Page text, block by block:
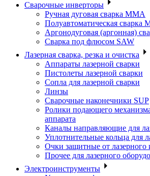
Сварочные инверторы
Ручная дуговая сварка MMA
Полуавтоматическая сварка
Аргонодуговая (аргонная)
Сварка под флюсом SAW
Лазерная сварка, резка и очистка
Аппараты лазерной сварки
Пистолеты лазерной сварки
Сопла для лазерной сварки
Линзы
Сварочные наконечники SUP
Ролики подающего
аппарата
Каналы направляющие для
Уплотнительные кольца для
Очки защитные от лазерного
Прочее для лазерного
Электроинструменты